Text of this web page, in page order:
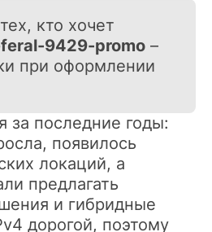
кто хочет
9429-promo –
при оформлении
за последние годы:
появилось
локаций, а
предлагать
и гибридные
дорогой, поэтому